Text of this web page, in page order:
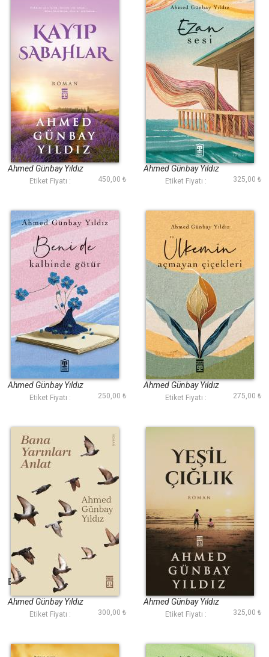
Kayıp Sabahlar
Ahmed Günbay Yıldız
Etiket Fiyatı : 450,00 ₺
Ezan Sesi
Ahmed Günbay Yıldız
Etiket Fiyatı : 325,00 ₺
Beni de Kalbinde
Ahmed Günbay Yıldız
Etiket Fiyatı : 250,00 ₺
Ülkemin Açmayan
Çiçekleri
Ahmed Günbay Yıldız
Etiket Fiyatı : 275,00 ₺
Bana Yarınları Anlat
Ahmed Günbay Yıldız
Etiket Fiyatı : 300,00 ₺
Yeşil Çığlık
Ahmed Günbay Yıldız
Etiket Fiyatı : 325,00 ₺